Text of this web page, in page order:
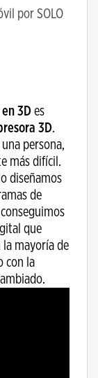
por SOLO
3D es
3D.
persona,
más difícil.
diseñamos
de
que
la mayoría de
con la